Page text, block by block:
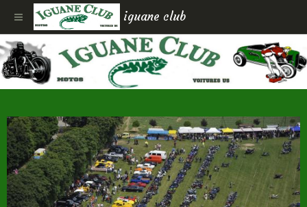
iguane club